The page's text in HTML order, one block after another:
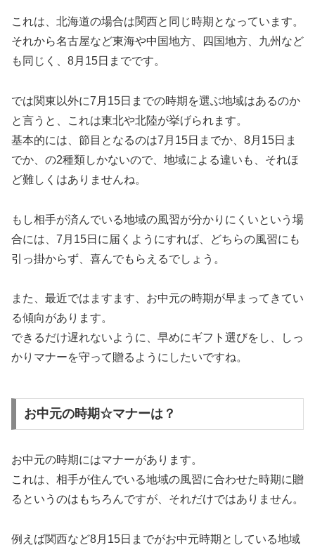
これは、北海道の場合は関西と同じ時期となっています。
それから名古屋など東海や中国地方、四国地方、九州など
も同じく、8月15日までです。
では関東以外に7月15日までの時期を選ぶ地域はあるのか
と言うと、これは東北や北陸が挙げられます。
基本的には、節目となるのは7月15日までか、8月15日ま
でか、の2種類しかないので、地域による違いも、それほ
ど難しくはありませんね。
もし相手が済んでいる地域の風習が分かりにくいという場
合には、7月15日に届くようにすれば、どちらの風習にも
引っ掛からず、喜んでもらえるでしょう。
また、最近ではますます、お中元の時期が早まってきてい
る傾向があります。
できるだけ遅れないように、早めにギフト選びをし、しっ
かりマナーを守って贈るようにしたいですね。
お中元の時期☆マナーは？
お中元の時期にはマナーがあります。
これは、相手が住んでいる地域の風習に合わせた時期に贈
るというのはもちろんですが、それだけではありません。
例えば関西など8月15日までがお中元時期としている地域